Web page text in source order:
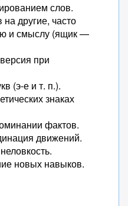
слов.
другие, часто
и смыслу (ящик —
при
(э-е и т. п.).
знаках
фактов.
движений.
новых навыков.